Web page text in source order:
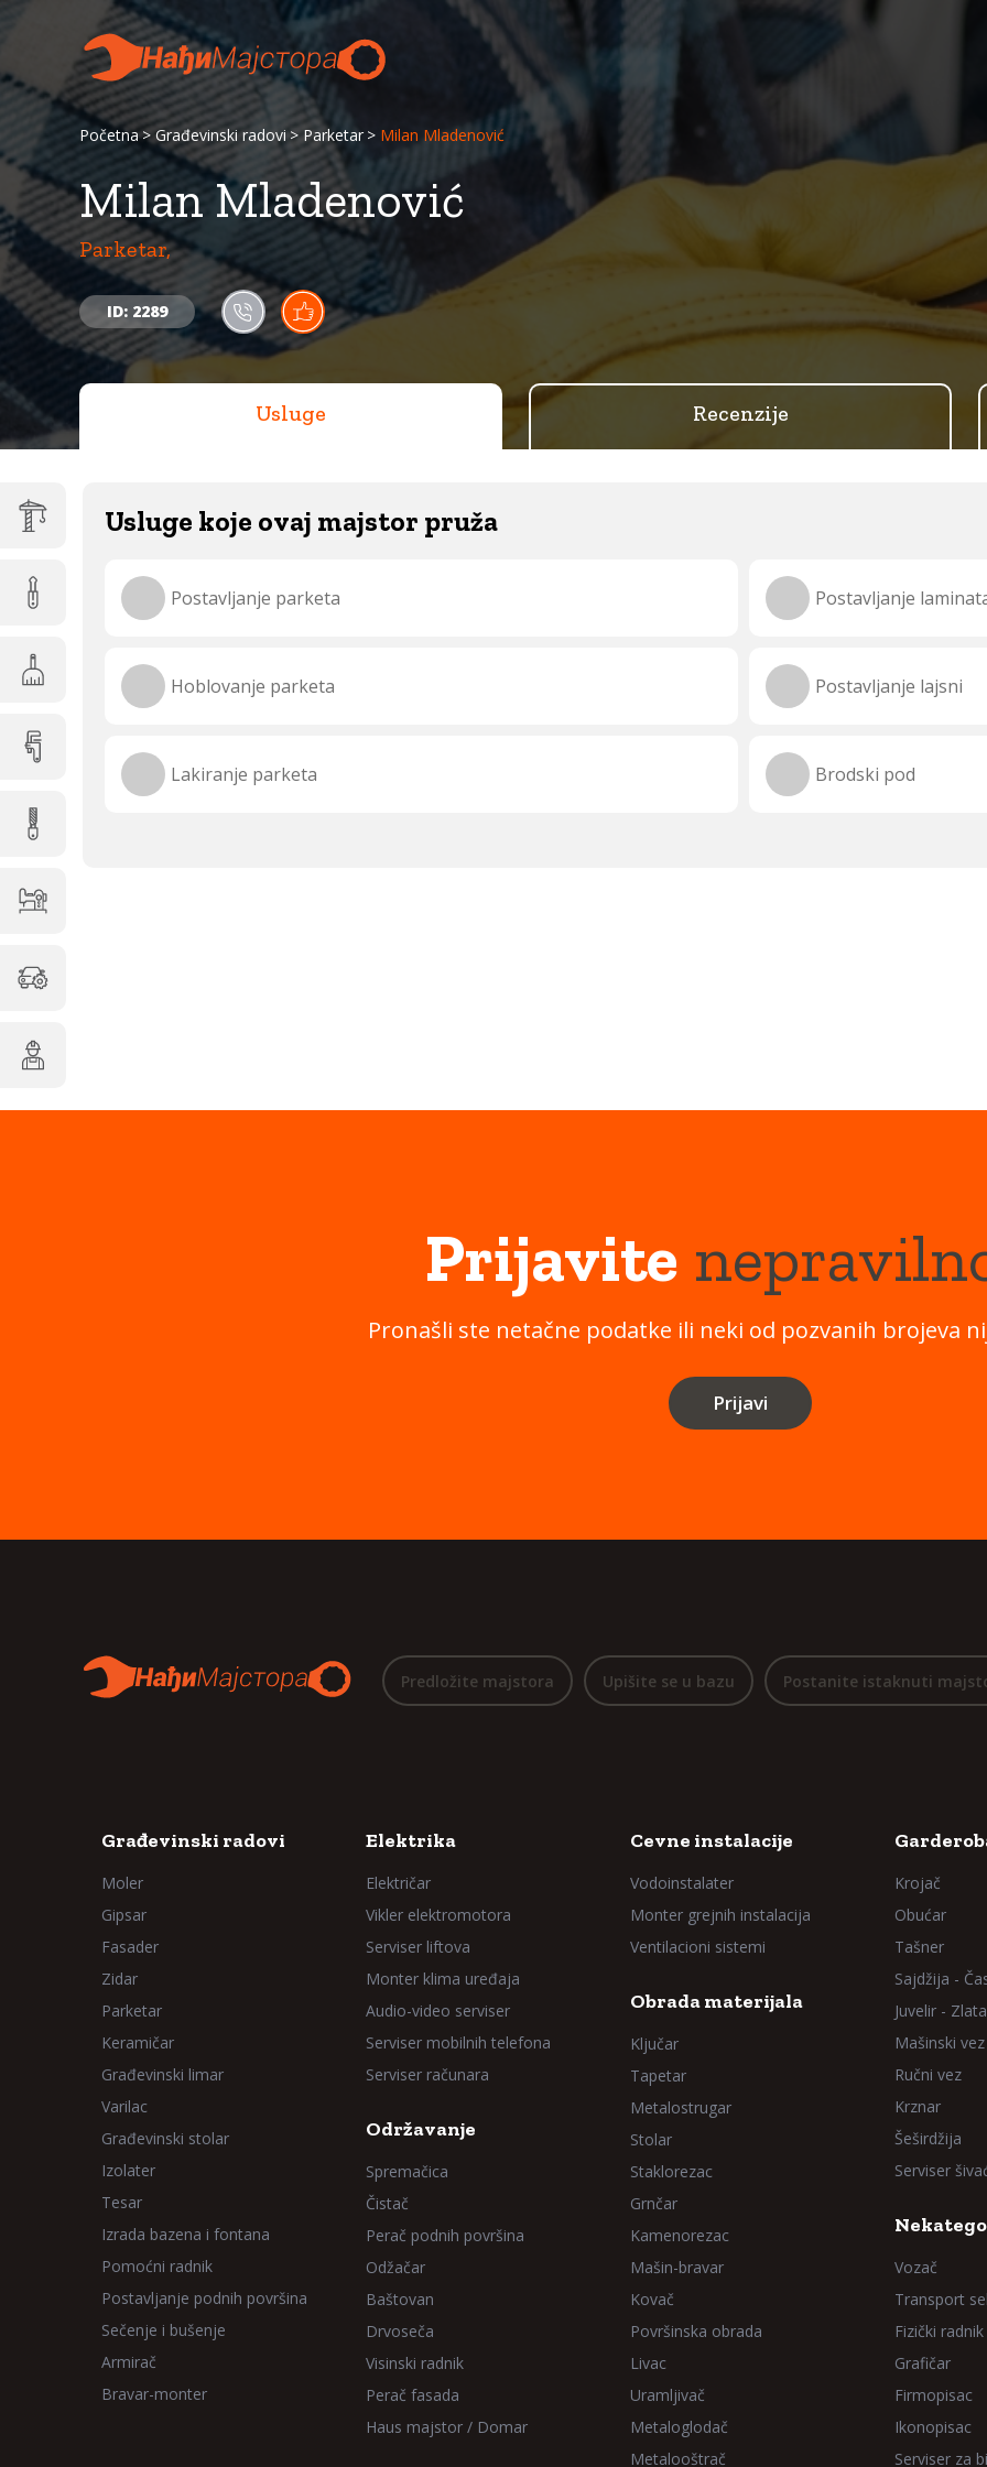
Početna Građevinski radovi Parketar Milan Mladenović
Milan Mladenović
Parketar,
ID: 2289
Usluge Recenzije
Usluge koje ovaj majstor pruža
Postavljanje parketa Postavljanje
Hoblovanje parketa Postavljanje lajsni
Lakiranje parketa Brodski pod
Prijavite
Pronašli ste netačne podatke ili neki od pozvanih brojeva
Prijavi
Predložite majstora Upišite se u bazu Postanite istaknuti
Građevinski radovi
Moler
Gipsar
Fasader
Zidar
Parketar
Keramičar
Građevinski limar
Varilac
Građevinski stolar
Izolater
Tesar
Izrada bazena i fontana
Pomoćni radnik
Postavljanje podnih površina
Sečenje i bušenje
Armirač
Bravar-monter
Elektrika
Električar
Vikler elektromotora
Serviser liftova
Monter klima uređaja
Audio-video serviser
Serviser mobilnih telefona
Serviser računara
Održavanje
Spremačica
Čistač
Perač podnih površina
Odžačar
Baštovan
Drvoseča
Visinski radnik
Perač fasada
Haus majstor / Domar
Cevne instalacije
Vodoinstalater
Monter grejnih instalacija
Ventilacioni sistemi
Obrada materijala
Ključar
Tapetar
Metalostrugar
Stolar
Staklorezac
Grnčar
Kamenorezac
Mašin-bravar
Kovač
Površinska obrada
Livac
Uramljivač
Metaloglodač
Metalooštrač
Krojač
Obućar
Tašner
Sajdžija -
Juvelir -
Mašinski vez
Ručni vez
Krznar
Šeširdžija
Serviser
Vozač
Transport
Fizički radnik
Grafičar
Firmopisac
Ikonopisac
Serviser za